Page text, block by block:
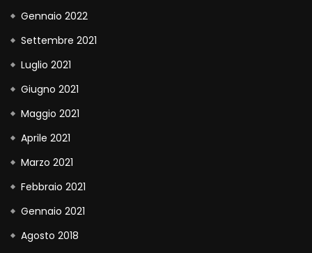
Gennaio 2022
Settembre 2021
Luglio 2021
Giugno 2021
Maggio 2021
Aprile 2021
Marzo 2021
Febbraio 2021
Gennaio 2021
Agosto 2018